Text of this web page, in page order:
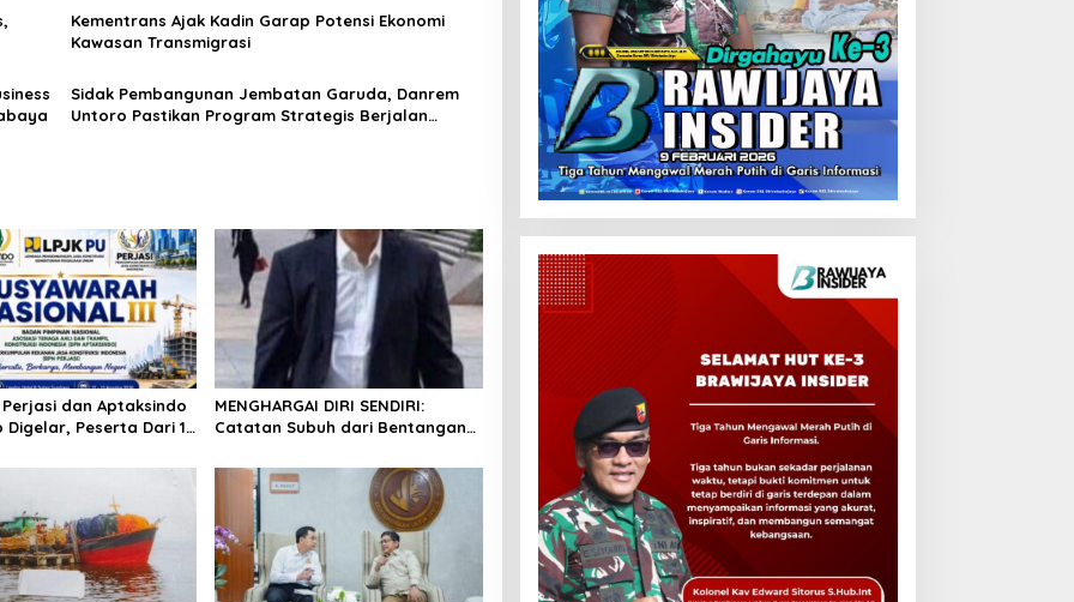
Kementrans Ajak Kadin Garap Potensi Ekonomi
Kawasan Transmigrasi
Sidak Pembangunan Jembatan Garuda, Danrem
Untoro Pastikan Program Strategis Berjalan
Perjasi dan Aptaksindo
Digelar, Peserta Dari 15
MENGHARGAI DIRI SENDIRI:
Catatan Subuh dari Bentangan